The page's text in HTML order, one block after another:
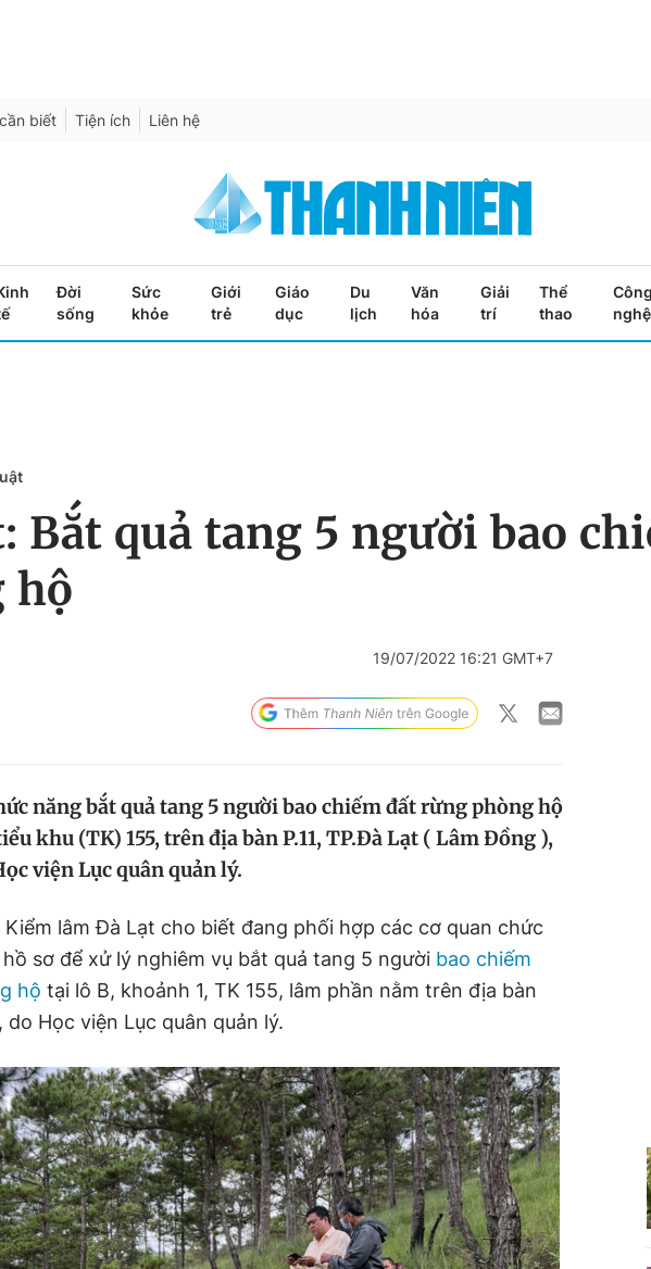
biết Tiện ích Liên hệ
Đời
sống
Sức
khỏe
Giới
trẻ
Giáo
dục
Du
lịch
Văn
hóa
Giải
trí
Thể
thao
Công
nghệ
Bắt quả tang 5 người bao
hộ
19/07/2022 16:21 GMT+7
năng bắt quả tang 5 người bao chiếm đất rừng phòng hộ
khu (TK) 155, trên địa bàn P.11, TP.Đà Lạt ( Lâm Đồng ),
viện Lục quân quản lý.
Kiểm lâm Đà Lạt cho biết đang phối hợp các cơ quan chức
sơ để xử lý nghiêm vụ bắt quả tang 5 người bao chiếm
hộ tại lô B, khoảnh 1, TK 155, lâm phần nằm trên địa bàn
do Học viện Lục quân quản lý.